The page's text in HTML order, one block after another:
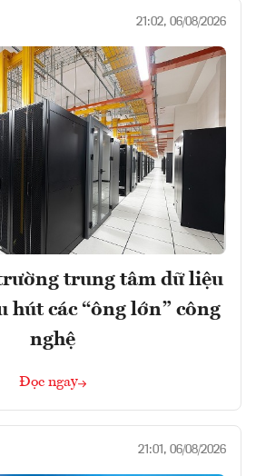
21:02, 06/08/2026
trung tâm dữ liệu
hút các “ông lớn” công
nghệ
Đọc ngay
21:01, 06/08/2026